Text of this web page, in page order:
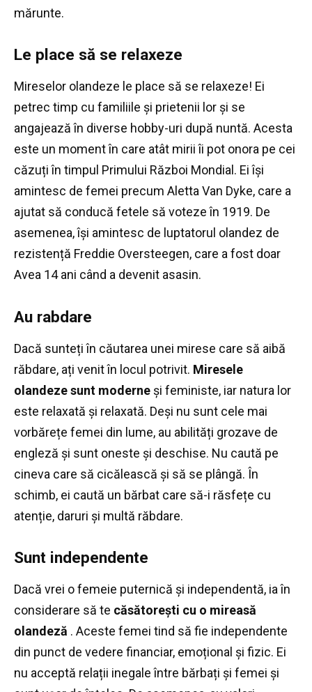
mărunte.
Le place să se relaxeze
Mireselor olandeze le place să se relaxeze! Ei
petrec timp cu familiile și prietenii lor și se
angajează în diverse hobby-uri după nuntă. Acesta
este un moment în care atât mirii îi pot onora pe cei
căzuți în timpul Primului Război Mondial. Ei își
amintesc de femei precum Aletta Van Dyke, care a
ajutat să conducă fetele să voteze în 1919. De
asemenea, își amintesc de luptatorul olandez de
rezistență Freddie Oversteegen, care a fost doar
Avea 14 ani când a devenit asasin.
Au rabdare
Dacă sunteți în căutarea unei mirese care să aibă
răbdare, ați venit în locul potrivit. Miresele
olandeze sunt moderne și feministe, iar natura lor
este relaxată și relaxată. Deși nu sunt cele mai
vorbărețe femei din lume, au abilități grozave de
engleză și sunt oneste și deschise. Nu caută pe
cineva care să cicălească și să se plângă. În
schimb, ei caută un bărbat care să-i răsfețe cu
atenție, daruri și multă răbdare.
Sunt independente
Dacă vrei o femeie puternică și independentă, ia în
considerare să te căsătorești cu o mireasă
olandeză . Aceste femei tind să fie independente
din punct de vedere financiar, emoțional și fizic. Ei
nu acceptă relații inegale între bărbați și femei și